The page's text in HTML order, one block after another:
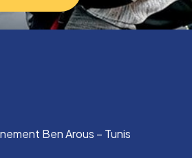
Ben Arous – Tunis